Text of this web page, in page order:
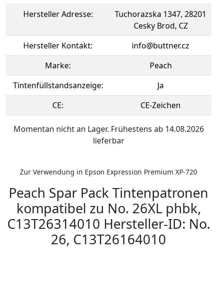
Hersteller Adresse:
Tuchorazska 1347, 28201
Cesky Brod, CZ
Hersteller Kontakt:
info@buttner.cz
Marke:
Peach
Tintenfüllstandsanzeige:
Ja
CE:
CE-Zeichen
Momentan nicht an Lager. Frühestens ab 14.08.2026
lieferbar
Zur Verwendung in Epson Expression Premium XP-720
Peach Spar Pack Tintenpatronen
kompatibel zu No. 26XL phbk,
C13T26314010 Hersteller-ID: No.
26, C13T26164010